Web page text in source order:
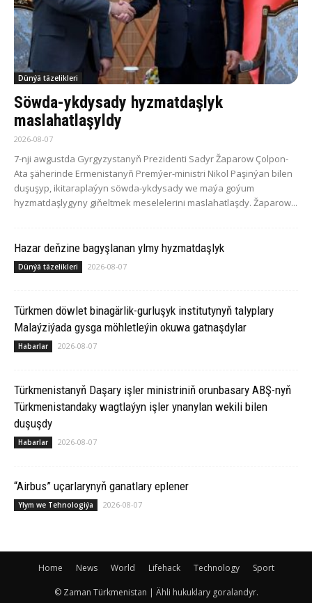
Dünýä täzelikleri
Söwda-ykdysady hyzmatdaşlyk
maslahatlaşyldy
2026-08-07
7-nji awgustda Gyrgyzystanyň Prezidenti Sadyr Žaparow Çolpon-
Ata şäherinde Ermenistanyň Premýer-ministri Nikol Paşinýan bilen
duşuşyp, ikitaraplaýyn söwda-ykdysady we maýa goýum
hyzmatdaşlygyny giňeltmek meselelerini maslahatlaşdy. Žaparow...
Hazar deňzine bagyşlanan ylmy hyzmatdaşlyk
Dünýä täzelikleri 2026-08-07
Türkmen döwlet binagärlik-gurluşyk institutynyň talyplary
Malaýziýada gysga möhletleýin okuwa gatnaşdylar
Habarlar 2026-08-07
Türkmenistanyň Daşary işler ministriniň orunbasary ABŞ-nyň
Türkmenistandaky wagtlaýyn işler ynanylan wekili bilen
duşuşdy
Habarlar 2026-08-07
“Airbus” uçarlarynyň ganatlary eplener
Ylym we Tehnologiýa 2026-08-07
Home News World Lifehack Technology Sport
© Zaman Türkmenistan | Ähli hukuklary goralandyr.